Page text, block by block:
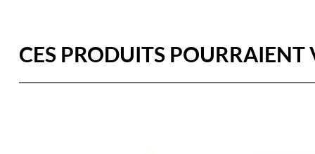
CES PRODUITS POURRAIENT